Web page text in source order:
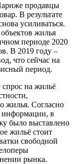
продавцы
В результате
усиливаться.
жилья
периоде 2020
В 2019 году –
что сейчас на
период.
на жильё
жилья. Согласно
в
было выставлено
жильё стоит
свободной
рынка.